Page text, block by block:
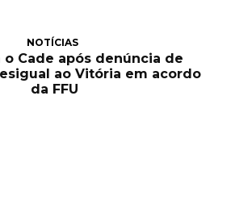
NOTÍCIAS
o Cade após denúncia de
ao Vitória em acordo
da FFU